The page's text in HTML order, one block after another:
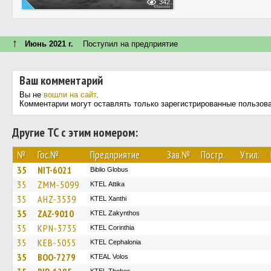
342
↑ Июнь 2021 г. Поступил на предприятие
Ваш комментарий
Вы не вошли на сайт.
Комментарии могут оставлять только зарегистрированные
Другие ТС с этим номером:
№ Гос.№ Предприятие Зав.№ Постр. Утил.
35 NIT-6021 Biblio Globus
35 ZMM-5099 KΤΕL Αttika
35 AHZ-3539 KTEL Xanthi
35 ZAZ-9010 KTEL Zakynthos
35 KPN-3735 KTEL Corinthia
35 KEB-5055 KTEL Cephalonia
35 BOO-7279 KTEAL Volos